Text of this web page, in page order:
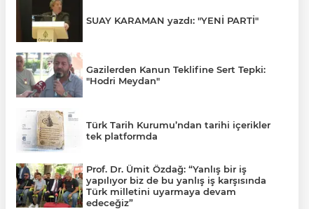
SUAY KARAMAN yazdı: "YENİ PARTİ"
Gazilerden Kanun Teklifine Sert Tepki:
"Hodri Meydan"
Türk Tarih Kurumu’ndan tarihi içerikler
tek platformda
Prof. Dr. Ümit Özdağ: “Yanlış bir iş
yapılıyor biz de bu yanlış iş karşısında
Türk milletini uyarmaya devam
edeceğiz”